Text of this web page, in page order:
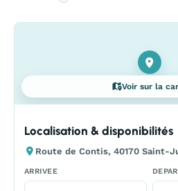
Voir sur la
Localisation & disponibilités
Route de Contis, 40170 Saint-
ARRIVEE